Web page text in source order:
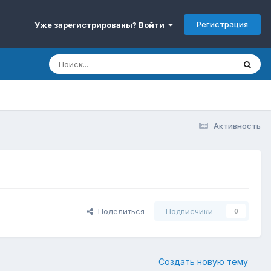
Уже зарегистрированы? Войти Регистрация
Активность
Поделиться Подписчики 0
Создать новую тему